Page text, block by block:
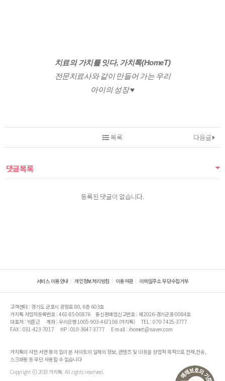
치료의 가치를 잇다, 가치톡(HomeT)
전문치료사와 같이 만들어 가는 우리
아이의 성장 ♥️
다음글
목록
댓글목록
등록된 댓글이 없습니다.
서비스 이용안내 개인정보처리방침 이용약관 이메일주소 무단수집거부
고객센터 : 경기도 군포시 광정로 80, 6층 603호
가치톡 사업자등록번호 : 461-85-00876
통신판매업신고번호 : 제2026-경기군포-0084호
대표자 : 박준근
계좌 : 우리은행 1005-903-467108 (가치톡)
TEL : 070-7425-3777
FAX : 031-423-7017
HP : 010-3647-3777 E-mail : ihomet@naver.com
가치톡의 사전 서면 동의 없이 본 사이트의 일체의 정보, 콘텐츠 및 UI등을 상업적 목적으로 전재,전송,
스크래핑 등 무단 사용할 수 없습니다
Copyright ⓒ 2018 가치톡. All rights reserved.